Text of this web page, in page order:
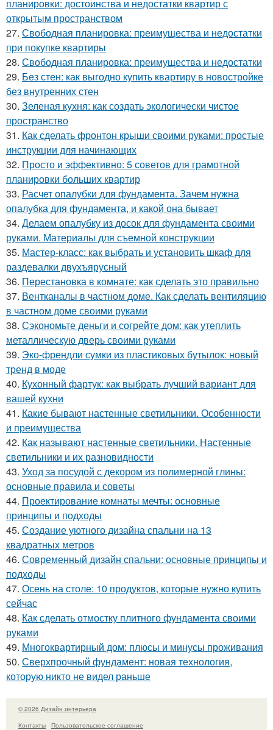
планировки: достоинства и недостатки квартир с
открытым пространством
27. Свободная планировка: преимущества и недостатки
при покупке квартиры
28. Свободная планировка: преимущества и недостатки
29. Без стен: как выгодно купить квартиру в новостройке
без внутренних стен
30. Зеленая кухня: как создать экологически чистое
пространство
31. Как сделать фронтон крыши своими руками: простые
инструкции для начинающих
32. Просто и эффективно: 5 советов для грамотной
планировки больших квартир
33. Расчет опалубки для фундамента. Зачем нужна
опалубка для фундамента, и какой она бывает
34. Делаем опалубку из досок для фундамента своими
руками. Материалы для съемной конструкции
35. Мастер-класс: как выбрать и установить шкаф для
раздевалки двухъярусный
36. Перестановка в комнате: как сделать это правильно
37. Вентканалы в частном доме. Как сделать вентиляцию
в частном доме своими руками
38. Сэкономьте деньги и согрейте дом: как утеплить
металлическую дверь своими руками
39. Эко-френдли сумки из пластиковых бутылок: новый
тренд в моде
40. Кухонный фартук: как выбрать лучший вариант для
вашей кухни
41. Какие бывают настенные светильники. Особенности
и преимущества
42. Как называют настенные светильники. Настенные
светильники и их разновидности
43. Уход за посудой с декором из полимерной глины:
основные правила и советы
44. Проектирование комнаты мечты: основные
принципы и подходы
45. Создание уютного дизайна спальни на 13
квадратных метров
46. Современный дизайн спальни: основные принципы и
подходы
47. Осень на столе: 10 продуктов, которые нужно купить
сейчас
48. Как сделать отмостку плитного фундамента своими
руками
49. Многоквартирный дом: плюсы и минусы проживания
50. Сверхпрочный фундамент: новая технология,
которую никто не видел раньше
© 2026 Дизайн интерьера
Контакты
Пользовательское соглашение